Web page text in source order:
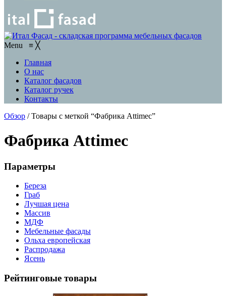
Menu ≡ ╳
Главная
О нас
Каталог фасадов
Каталог ручек
Контакты
Обзор /Товары с меткой “Фабрика Attimeс”
Фабрика Attimeс
Параметры
Береза
Граб
Лучшая цена
Массив
МДФ
Мебельные фасады
Ольха европейская
Распродажа
Ясень
Рейтинговые товары